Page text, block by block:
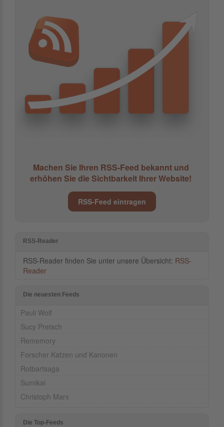
Machen Sie Ihren RSS-Feed bekannt und
erhöhen Sie die Sichtbarkeit Ihrer Website!
RSS-Feed eintragen
RSS-Reader
RSS-Reader finden Sie unter unsere Übersicht: RSS-
Reader
Die neuesten Feeds
Pauli Wolf
Sucy Pretsch
Rememory
Forscher Katzen und Kanonen
Rotbartsaga
Sumikai
Christoph Marx
Die Top-Feeds